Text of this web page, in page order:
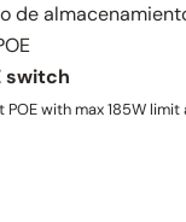
de
switch
POE with max 185W